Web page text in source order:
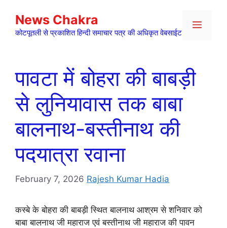
content
News Chakra
कोटपूतली से प्रकाशित हिन्दी समाचार पत्र की अधिकृत वेबसाईट
Menu
पावटा में बोहरा की बाबड़ी
से लुनियावास तक बाबा
बालनाथ-बस्तीनाथ की
पदयात्रा रवाना
February 7, 2026 Rajesh Kumar Hadia
कस्बे के बोहरा की बाबड़ी स्थित बालनाथ आश्रम से शनिवार को
बाबा बालनाथ जी महाराज एवं बस्तीनाथ जी महाराज की पावन